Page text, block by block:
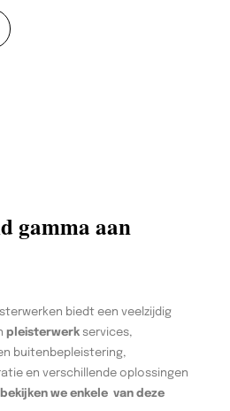
gamma aan
biedt een veelzijdig
pleisterwerk services,
buitenbepleistering,
en verschillende oplossingen
we enkele van deze